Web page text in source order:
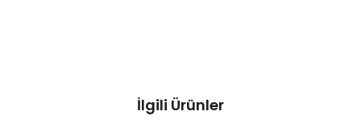
İlgili Ürünler